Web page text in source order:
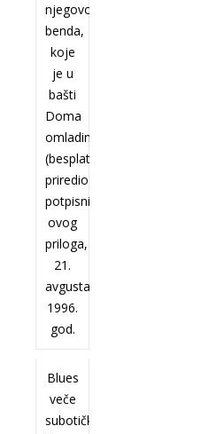
njegovog
benda,
koje
je u
bašti
Doma
omladine
(besplatno)
priredio
potpisnik
ovog
priloga,
21.
avgusta
1996.
god.
Blues
veče
subotičkog